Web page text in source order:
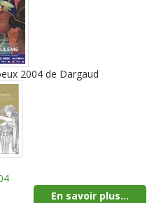
2004 de Dargaud
En savoir plus...